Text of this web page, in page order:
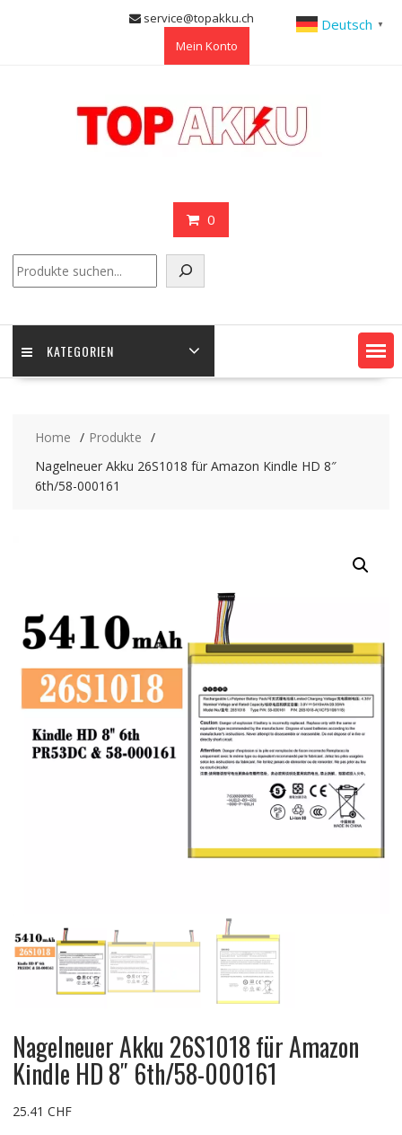
service@topakku.ch
Mein Konto
0
KATEGORIEN
Home
Produkte
Nagelneuer Akku 26S1018 für Amazon Kindle HD 8″
6th/58-000161
Nagelneuer Akku 26S1018 für Amazon
Kindle HD 8″ 6th/58-000161
25.41 CHF
Deutsch ▼